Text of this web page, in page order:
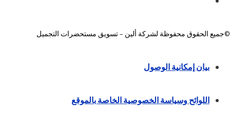
©جميع الحقوق محفوظة لشركة ألين – تسويق مستحضرات التجميل
بيان إمكانية الوصول
اللوائح وسياسة الخصوصية الخاصة بالموقع